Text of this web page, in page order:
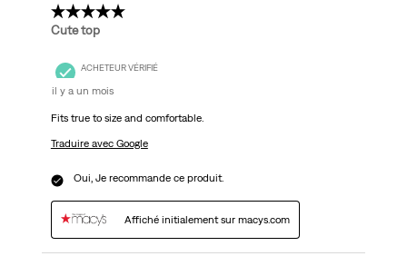
5 étoile(s) sur 5.
Cute top
ACHETEUR VÉRIFIÉ
il y a un mois
Fits true to size and comfortable.
Traduire avec Google
Oui, Je recommande ce produit.
Affiché initialement sur macys.com